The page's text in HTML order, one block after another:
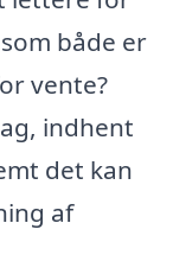
både er
vente?
indhent
det kan
af